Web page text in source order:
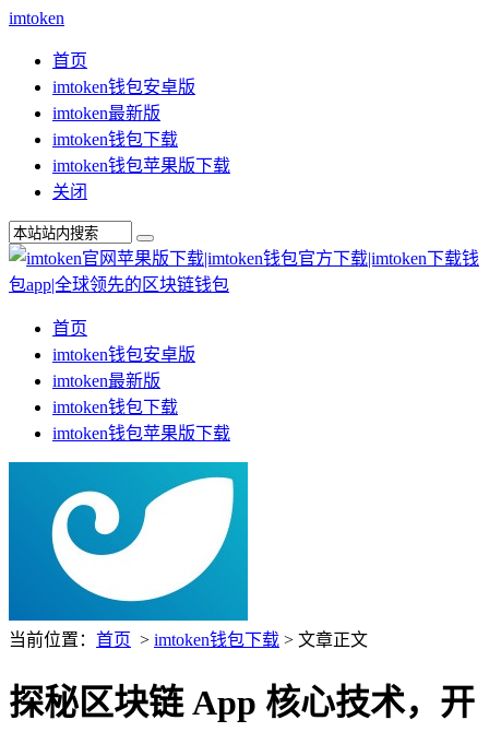
imtoken
首页
imtoken钱包安卓版
imtoken最新版
imtoken钱包下载
imtoken钱包苹果版下载
关闭
首页
imtoken钱包安卓版
imtoken最新版
imtoken钱包下载
imtoken钱包苹果版下载
当前位置： 首页 > imtoken钱包下载 > 文章正文
探秘区块链 App 核心技术，开